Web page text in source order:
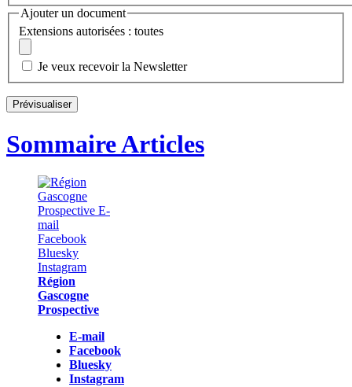
Ajouter un document
Extensions autorisées : toutes
Je veux recevoir la Newsletter
Sommaire Articles
Région
Gascogne
Prospective
E-mail
Facebook
Bluesky
Instagram